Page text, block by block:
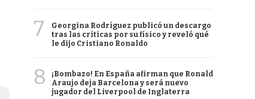
7
Georgina Rodríguez publicó un descargo
tras las críticas por su físico y reveló qué
le dijo Cristiano Ronaldo
8
¡Bombazo! En España afirman que Ronald
Araujo deja Barcelona y será nuevo
jugador del Liverpool de Inglaterra